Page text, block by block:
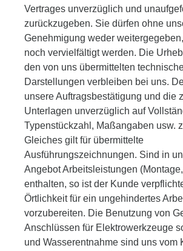
Vertrages unverzüglich und
zurückzugeben. Sie dürfen ohne
Genehmigung weder
noch vervielfältigt werden. Die
den von uns übermittelten
Darstellungen verbleiben bei uns.
unsere Auftragsbestätigung und die
Unterlagen unverzüglich auf
Typenstückzahl, Maßangaben usw.
Gleiches gilt für übermittelte
Ausführungszeichnungen. Sind in
Angebot Arbeitsleistungen
enthalten, so ist der Kunde
Örtlichkeit für ein ungehindertes
vorzubereiten. Die Benutzung von
Anschlüssen für Elektrowerkzeuge
und Wasserentnahme sind uns vom